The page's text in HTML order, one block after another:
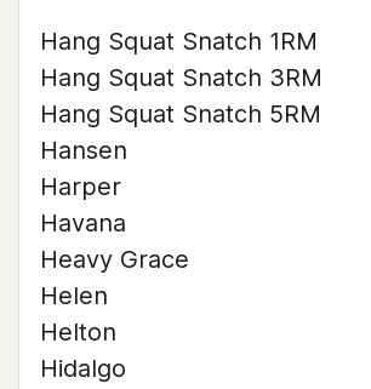
Hang Squat Snatch 1RM
Hang Squat Snatch 3RM
Hang Squat Snatch 5RM
Hansen
Harper
Havana
Heavy Grace
Helen
Helton
Hidalgo